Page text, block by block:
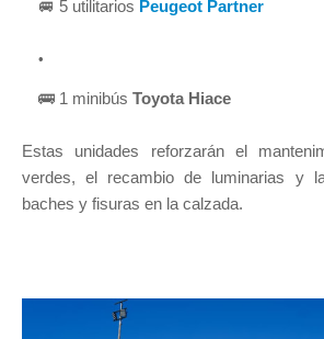
🚐 5 utilitarios Peugeot Partner
🚌 1 minibús Toyota Hiace
Estas unidades reforzarán el
verdes, el recambio de luminarias y
baches y fisuras en la calzada.